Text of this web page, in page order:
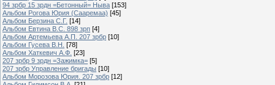
94 зрбр 15 зрдн =Бетонный= Ныва [153]
Альбом Рогова Юрия (Сааремаа) [45]
Альбом Берзина С.Г. [14]
Альбом Евтина В.С. 898 зрп [4]
Альбом Артемьева А.П. 207 зрбр [10]
Альбом Гусева В.Н. [78]
Альбом Хаткевич А.Ф. [23]
207 зрбр 9 зрдн =Зажимка= [5]
207 зрбр Управление бригады [10]
Альбом Морозова Юрия. 207 зрбр [12]